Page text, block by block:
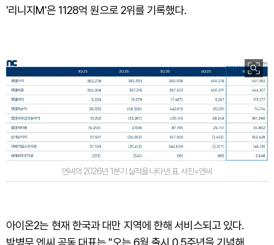
'리니지M'은 1128억 원으로 2위를 기록했다.
엔씨의 2026년 1분기 실적을 나타낸 표. 사진=엔씨
아이온2는 현재 한국과 대만 지역에 한해 서비스되고 있다.
박병무 엔씨 공동 대표는 "오는 6월 출시 0.5주년을 기념해